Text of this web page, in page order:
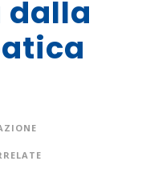
dalla